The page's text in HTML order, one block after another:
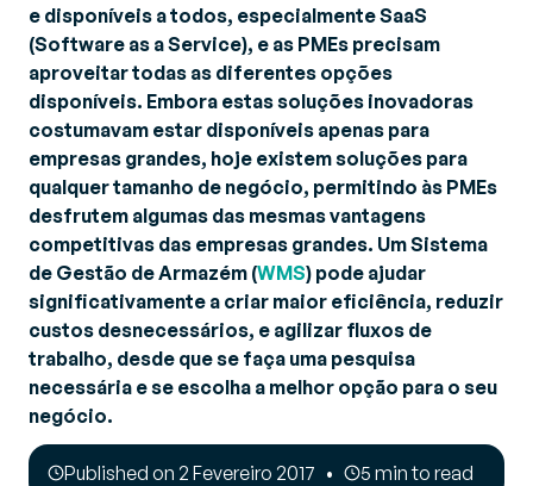
e disponíveis a todos, especialmente SaaS
(Software as a Service), e as PMEs precisam
aproveitar todas as diferentes opções
disponíveis. Embora estas soluções inovadoras
costumavam estar disponíveis apenas para
empresas grandes, hoje existem soluções para
qualquer tamanho de negócio, permitindo às PMEs
desfrutem algumas das mesmas vantagens
competitivas das empresas grandes. Um Sistema
de Gestão de Armazém (WMS) pode ajudar
significativamente a criar maior eficiência, reduzir
custos desnecessários, e agilizar fluxos de
trabalho, desde que se faça uma pesquisa
necessária e se escolha a melhor opção para o seu
negócio.
Published on 2 Fevereiro 2017 5 min to read